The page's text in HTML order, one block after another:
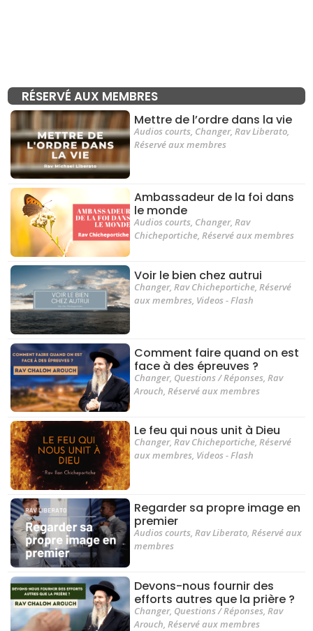
RÉSERVÉ AUX MEMBRES
Mettre de l’ordre dans la vie
Audios courts, Changer,Rav Liberato,
Réservé aux membres
Ambassadeur de la foi dans
le monde
Audios courts, Changer,Rav
Chicheportiche,Réservé aux membres
Voir le bien chez autrui
Changer, Rav Chicheportiche Réservé
aux membres Videos - Flash
Comment faire quand on est
face à des épreuves ?
Changer, Questions / Réponses,Rav
Arouch,Réservé aux membres
Le feu qui nous unit à Dieu
Changer,Rav Chicheportiche,Réservé
aux membres, Videos - Flash
Regarder sa propre image en
premier
Audios courts,Rav Liberato,Réservé aux
membres
Devons-nous fournir des
efforts autres que la prière ?
Changer, Questions / Réponses,Rav
Arouch,Réservé aux membres